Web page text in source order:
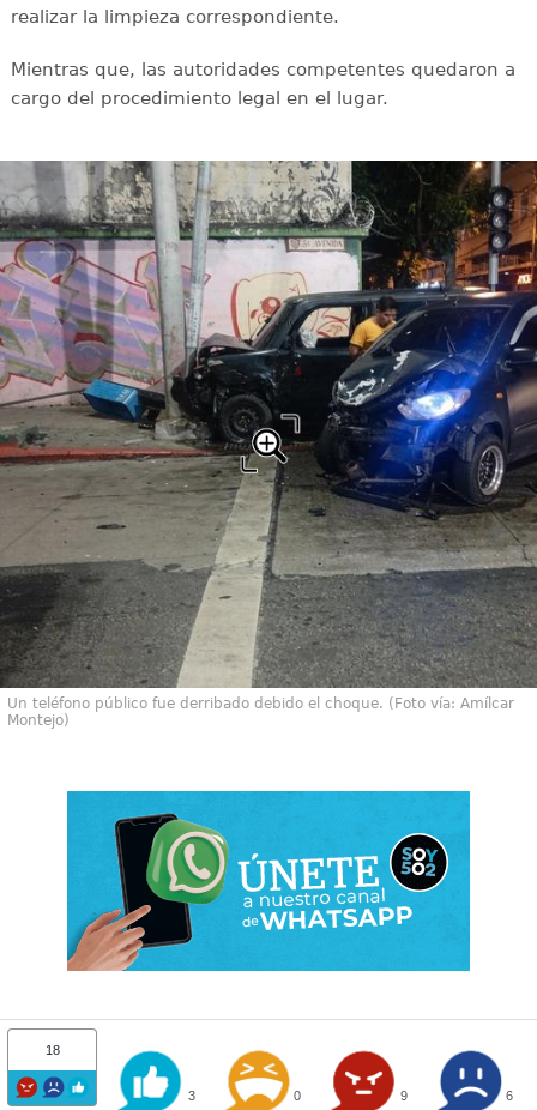
realizar la limpieza correspondiente.
Mientras que, las autoridades competentes quedaron a
cargo del procedimiento legal en el lugar.
Un teléfono público fue derribado debido el choque. (Foto vía: Amílcar
Montejo)
18
3 0 9 6